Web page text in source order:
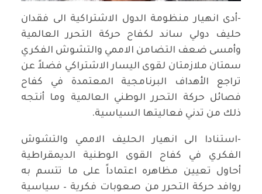
-أدى انهيار منظومة الدول الاشتراكية الى فقدان
حليف دولي ساند لكفاح حركة التحرر العالمية
وأمسى ضعف التضامن الاممي والتشوش الفكري
سمتان ملازمتان لقوى اليسار الاشتراكي فضلاً عن
تراجع الأهداف البرنامجية المعتمدة في كفاح
فصائل حركة التحرر الوطني العالمية وما أنتجه
ذلك من تدني فعاليتها السياسية.
-استنادا الى انهيار الحليف الاممي والتشوش
الفكري في كفاح القوى الوطنية الديمقراطية
أحاول تعيين مظاهره اعتماداً على ما تتسم به
روافد حركة التحرر من صعوبات فكرية – سياسية